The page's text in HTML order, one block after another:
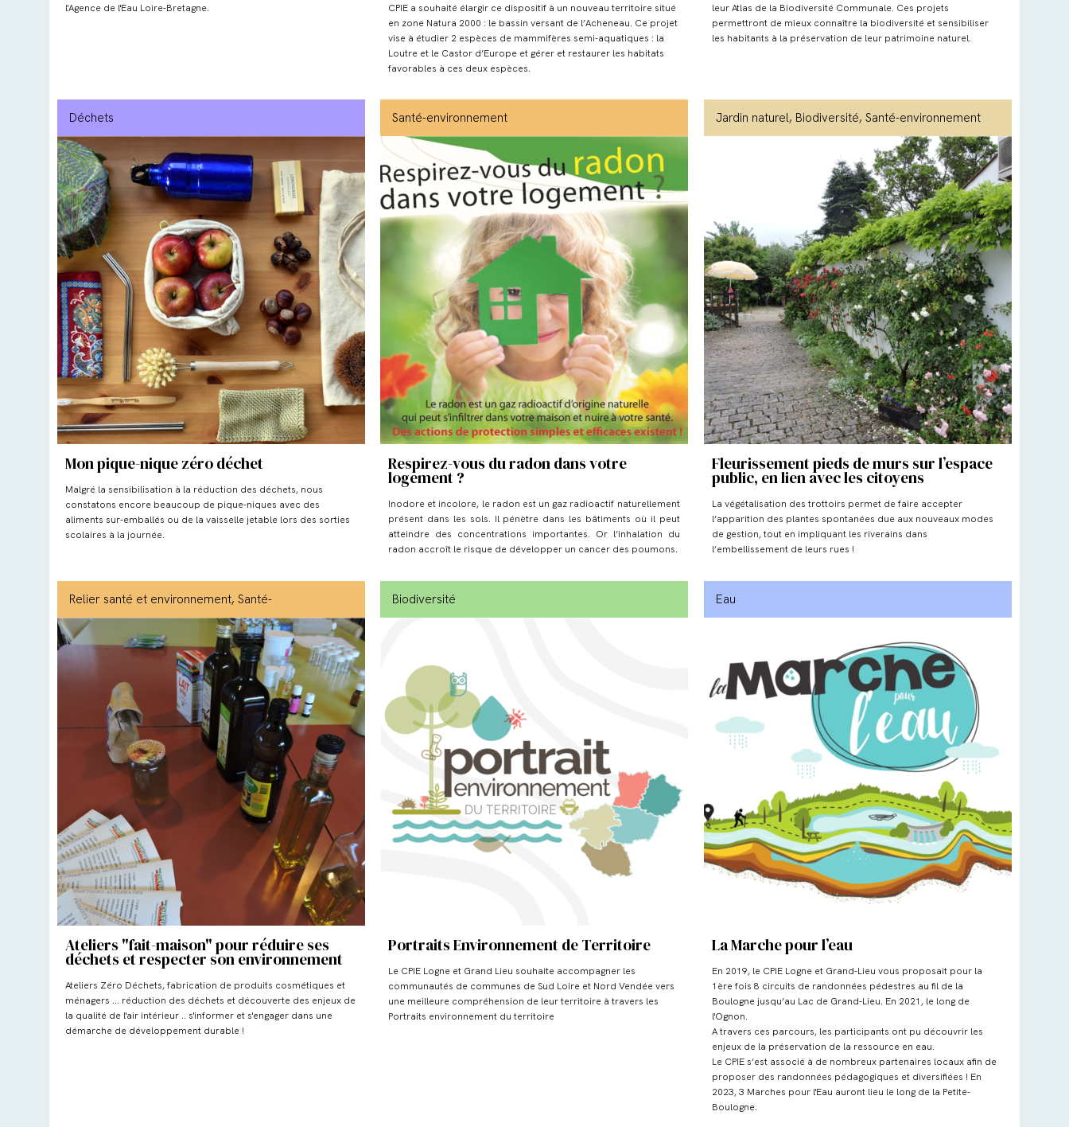
l'Agence de l'Eau Loire-Bretagne.
CPIE a souhaité élargir ce dispositif à un nouveau territoire situé
en zone Natura 2000 : le bassin versant de l’Acheneau. Ce projet
vise à étudier 2 espèces de mammifères semi-aquatiques : la
Loutre et le Castor d’Europe et gérer et restaurer les habitats
favorables à ces deux espèces.
leur Atlas de la Biodiversité Communale. Ces projets
permettront de mieux connaître la biodiversité et sensibiliser
les habitants à la préservation de leur patrimoine naturel.
Déchets
Mon pique-nique zéro déchet
Malgré la sensibilisation à la réduction des déchets, nous
constatons encore beaucoup de pique-niques avec des
aliments sur-emballés ou de la vaisselle jetable lors des sorties
scolaires à la journée.
Santé-environnement
Respirez-vous du radon dans votre
logement ?
Inodore et incolore, le radon est un gaz radioactif naturellement
présent dans les sols. Il pénètre dans les bâtiments où il peut
atteindre des concentrations importantes. Or l’inhalation du
radon accroît le risque de développer un cancer des poumons.
Jardin naturel, Biodiversité, Santé-environnement
Fleurissement pieds de murs sur l’espace
public, en lien avec les citoyens
La végétalisation des trottoirs permet de faire accepter
l’apparition des plantes spontanées due aux nouveaux modes
de gestion, tout en impliquant les riverains dans
l’embellissement de leurs rues !
Relier santé et environnement, Santé-
environnement, Eau, Déchets
Ateliers "fait-maison" pour réduire ses
déchets et respecter son environnement
Ateliers Zéro Déchets, fabrication de produits cosmétiques et
ménagers ... réduction des déchets et découverte des enjeux de
la qualité de l'air intérieur .. s'informer et s'engager dans une
démarche de développement durable !
Biodiversité
Portraits Environnement de Territoire
Le CPIE Logne et Grand Lieu souhaite accompagner les
communautés de communes de Sud Loire et Nord Vendée vers
une meilleure compréhension de leur territoire à travers les
Portraits environnement du territoire
Eau
La Marche pour l’eau
En 2019, le CPIE Logne et Grand-Lieu vous proposait pour la
1ère fois 8 circuits de randonnées pédestres au fil de la
Boulogne jusqu’au Lac de Grand-Lieu. En 2021, le long de
l'Ognon.
A travers ces parcours, les participants ont pu découvrir les
enjeux de la préservation de la ressource en eau.
Le CPIE s’est associé à de nombreux partenaires locaux afin de
proposer des randonnées pédagogiques et diversifiées ! En
2023, 3 Marches pour l'Eau auront lieu le long de la Petite-
Boulogne.